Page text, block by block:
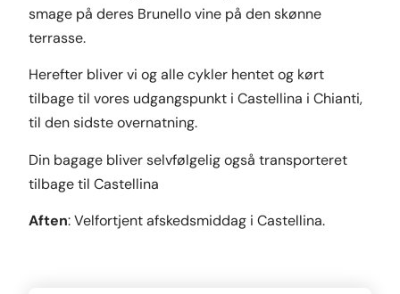
smage på deres Brunello vine på den skønne
terrasse.
Herefter bliver vi og alle cykler hentet og kørt
tilbage til vores udgangspunkt i Castellina i Chianti,
til den sidste overnatning.
Din bagage bliver selvfølgelig også transporteret
tilbage til Castellina
Aften: Velfortjent afskedsmiddag i Castellina.